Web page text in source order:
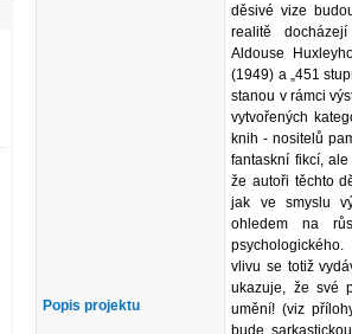
Popis projektu
děsivé vize
realitě
Aldouse
(1949) a „451
stanou v rámci
vytvořených
knih - nositelů
fantaskní fikcí,
že autoři těchto
jak ve smyslu
ohledem na
vlivu se totiž
ukazuje, že své
umění! (viz
bude